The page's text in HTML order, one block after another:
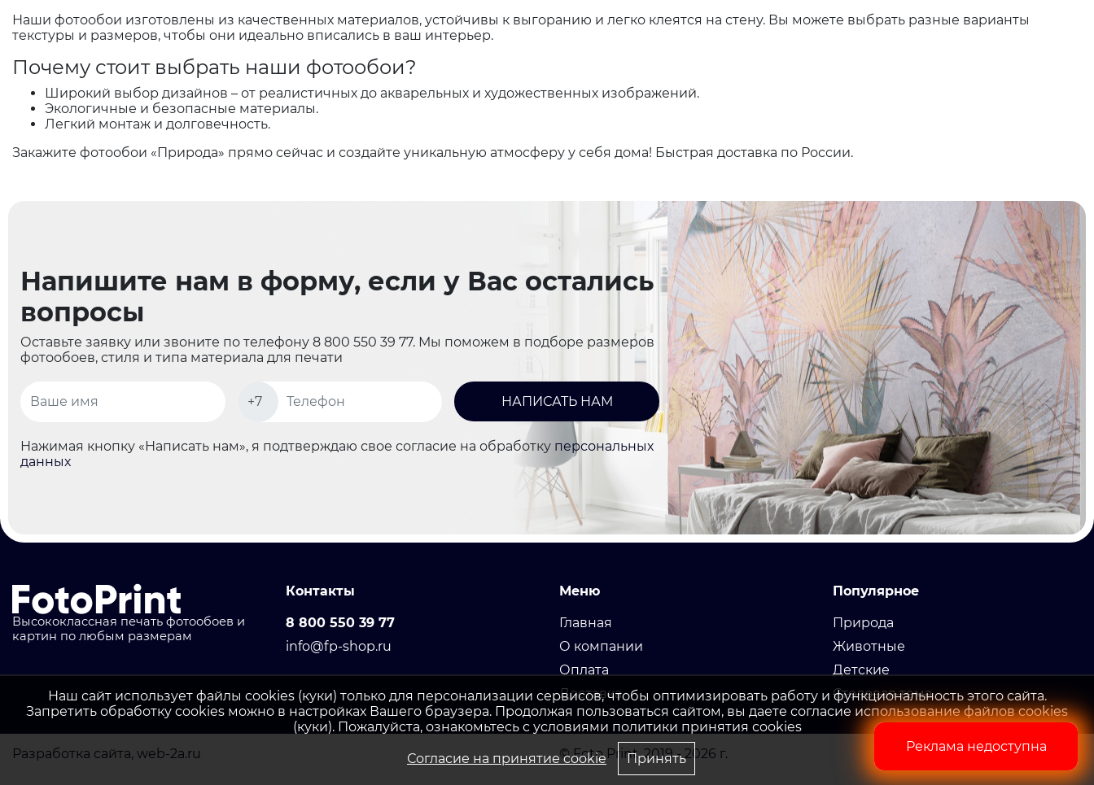
Наш сайт использует файлы cookies (куки) только для персонализации сервисов, чтобы оптимизировать работу и функциональность этого сайта.
Запретить обработку cookies можно в настройках Вашего браузера. Продолжая пользоваться сайтом, вы даете согласие использование файлов cookies
(куки). Пожалуйста, ознакомьтесь с условиями политики принятия сookies
Согласие на принятие cookie Принять
Наши фотообои изготовлены из качественных материалов, устойчивы к выгоранию и легко клеятся на стену. Вы можете выбрать разные варианты
текстуры и размеров, чтобы они идеально вписались в ваш интерьер.
Почему стоит выбрать наши фотообои?
Широкий выбор дизайнов – от реалистичных до акварельных и художественных изображений.
Экологичные и безопасные материалы.
Легкий монтаж и долговечность.
Закажите фотообои «Природа» прямо сейчас и создайте уникальную атмосферу у себя дома! Быстрая доставка по России.
Напишите нам в форму, если у Вас остались
вопросы
Оставьте заявку или звоните по телефону 8 800 550 39 77. Мы поможем в подборе размеров
фотообоев, стиля и типа материала для печати
НАПИСАТЬ НАМ
Нажимая кнопку «Написать нам», я подтверждаю свое согласие на обработку персональных
данных
Высококлассная печать фотообоев и
картин по любым размерам
Контакты
8 800 550 39 77
info@fp-shop.ru
Меню
Главная
О компании
Оплата
Доставка
Популярное
Природа
Животные
Детские
Столовая тема
Разработка сайта, web-2a.ru © Foto Print, 2019 - 2026 г. Реклама недоступна